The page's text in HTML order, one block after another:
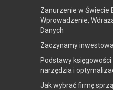
Zanurzenie w Świecie
Wprowadzenie,
Danych
Zaczynamy
Podstawy księgowości
narzędzia i
Jak wybrać firmę